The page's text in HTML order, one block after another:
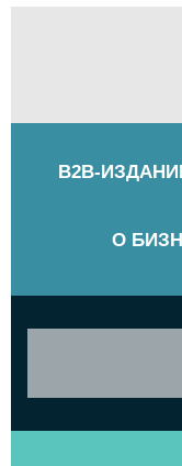
B2B-
О